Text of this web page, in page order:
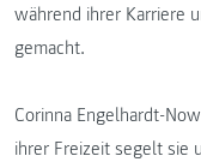
während ihrer Karriere
gemacht.
Corinna Engelhardt-
ihrer Freizeit segelt sie